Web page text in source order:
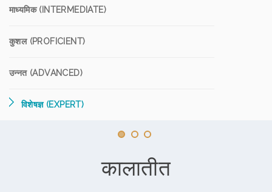
माध्यमिक (INTERMEDIATE)
कुशल (PROFICIENT)
उन्नत (ADVANCED)
विशेषज्ञ (EXPERT)
कालातीत